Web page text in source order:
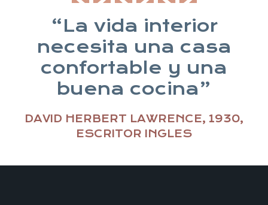
“La vida interior
necesita una casa
confortable y una
buena cocina”
DAVID HERBERT LAWRENCE, 1930,
ESCRITOR INGLES